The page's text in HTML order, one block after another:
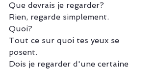
Que devrais je regarder?
Rien, regarde simplement.
Quoi?
Tout ce sur quoi tes yeux se
posent.
Dois je regarder d'une certaine